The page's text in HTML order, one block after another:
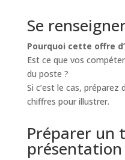
Se
Pourquoi cette offre
Est ce que vos
du poste ?
Si c’est le cas,
chiffres pour illustrer.
Préparer un
présentation